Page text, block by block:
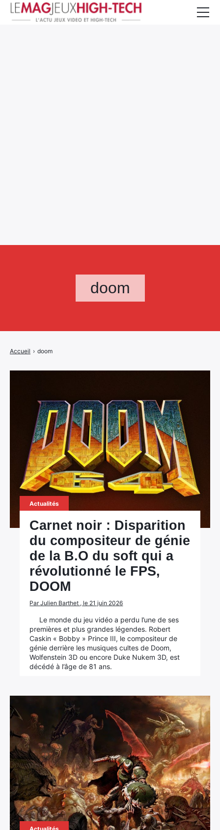
doom
Accueil › doom
Actualités
Carnet noir : Disparition
du compositeur de génie
de la B.O du soft qui a
révolutionné le FPS,
DOOM
Par Julien Barthet , le 21 juin 2026
Le monde du jeu vidéo a perdu l’une de ses
premières et plus grandes légendes. Robert
Caskin « Bobby » Prince III, le compositeur de
génie derrière les musiques cultes de Doom,
Wolfenstein 3D ou encore Duke Nukem 3D, est
décédé à l’âge de 81 ans.